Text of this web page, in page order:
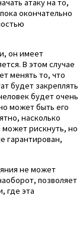
атаку на то,
окончательно
он имеет
В этом случае
менять то, что
будет закреплять
будет очень
может быть его
насколько
рискнуть, но
гарантирован,
не может
позволяет
где эта